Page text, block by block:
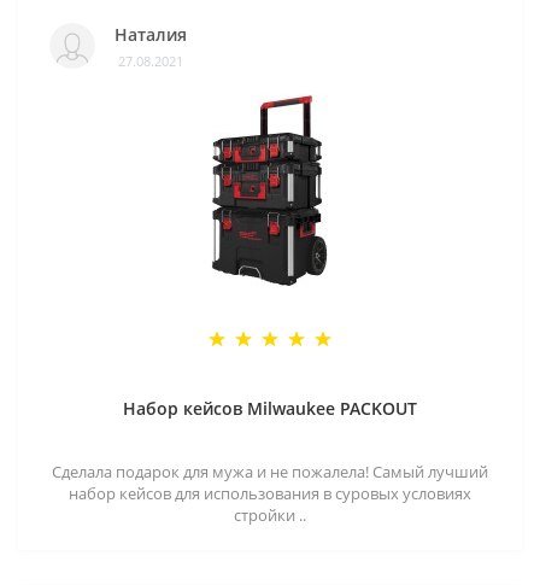
Наталия
27.08.2021
Набор кейсов Milwaukee PACKOUT
Сделала подарок для мужа и не пожалела! Самый лучший
набор кейсов для использования в суровых условиях
стройки ..